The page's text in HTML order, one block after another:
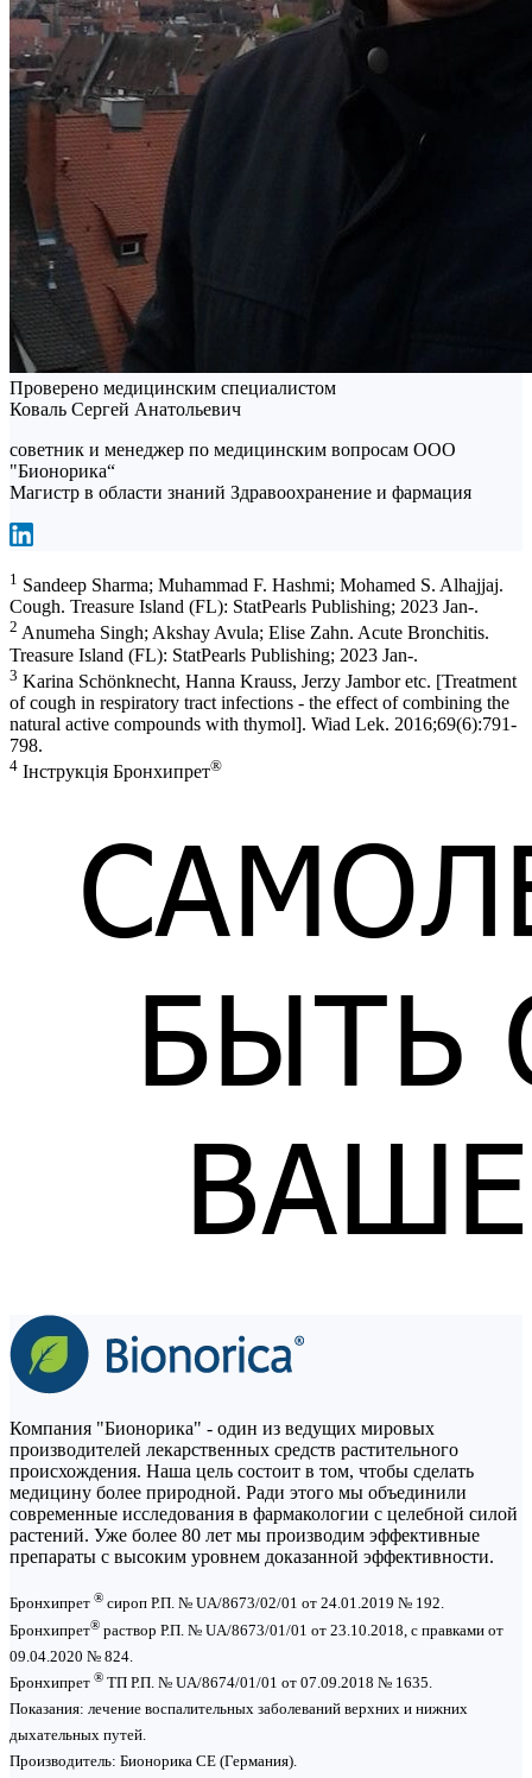
Проверено медицинским специалистом
Коваль Сергей Анатольевич
советник и менеджер по медицинским вопросам ООО
"Бионорика“
Магистр в области знаний Здравоохранение и фармация
1 Sandeep Sharma; Muhammad F. Hashmi; Mohamed S. Alhajjaj.
Cough. Treasure Island (FL): StatPearls Publishing; 2023 Jan-.
2 Anumeha Singh; Akshay Avula; Elise Zahn. Acute Bronchitis.
Treasure Island (FL): StatPearls Publishing; 2023 Jan-.
3 Karina Schönknecht, Hanna Krauss, Jerzy Jambor etc. [Treatment
of cough in respiratory tract infections - the effect of combining the
natural active compounds with thymol]. Wiad Lek. 2016;69(6):791-
798.
4 Інструкція Бронхипрет®
Компания "Бионорика" - один из ведущих мировых
производителей лекарственных средств растительного
происхождения. Наша цель состоит в том, чтобы сделать
медицину более природной. Ради этого мы объединили
современные исследования в фармакологии с целебной силой
растений. Уже более 80 лет мы производим эффективные
препараты с высоким уровнем доказанной эффективности.
Бронхипрет ® сироп Р.П. № UA/8673/02/01 от 24.01.2019 № 192.
Бронхипрет® раствор Р.П. № UA/8673/01/01 от 23.10.2018, с правками от
09.04.2020 № 824.
Бронхипрет ® ТП Р.П. № UA/8674/01/01 от 07.09.2018 № 1635.
Показания: лечение воспалительных заболеваний верхних и нижних
дыхательных путей.
Производитель: Бионорика СЕ (Германия).